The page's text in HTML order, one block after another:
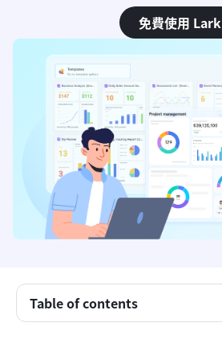
免費使用 Lark
Table of contents
什麼是資料庫範本？
常見類型的資料庫範本